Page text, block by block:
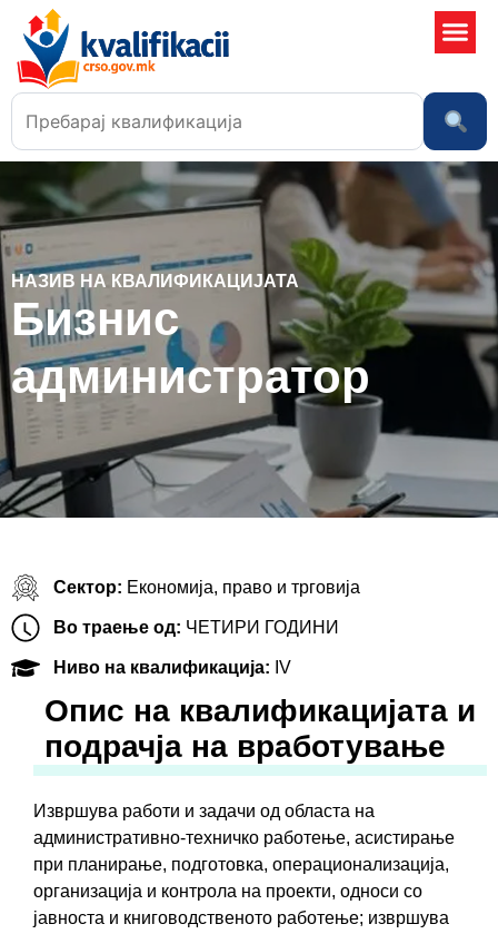
НАЗИВ НА КВАЛИФИКАЦИЈАТА
Бизнис
администратор
Сектор: Економија, право и трговија
Во траење од: ЧЕТИРИ ГОДИНИ
Ниво на квалификација: IV
Oпис на квалификацијата и
подрачја на вработување
Извршува работи и задачи од областа на
административно-техничко работење, асистирање
при планирање, подготовка, операционализација,
организација и контрола на проекти, односи со
јавноста и книговодственото работење; извршува